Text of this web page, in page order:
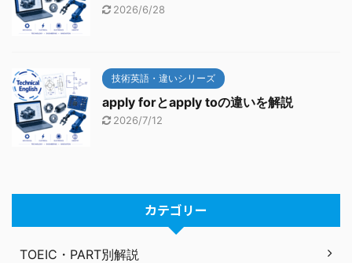
2026/6/28
技術英語・違いシリーズ
apply forとapply toの違いを解説
2026/7/12
カテゴリー
TOEIC・PART別解説